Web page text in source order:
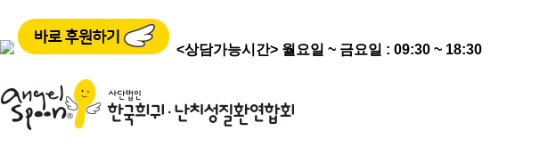
<상담가능시간> 월요일 ~ 금요일 : 09:30 ~ 18:30